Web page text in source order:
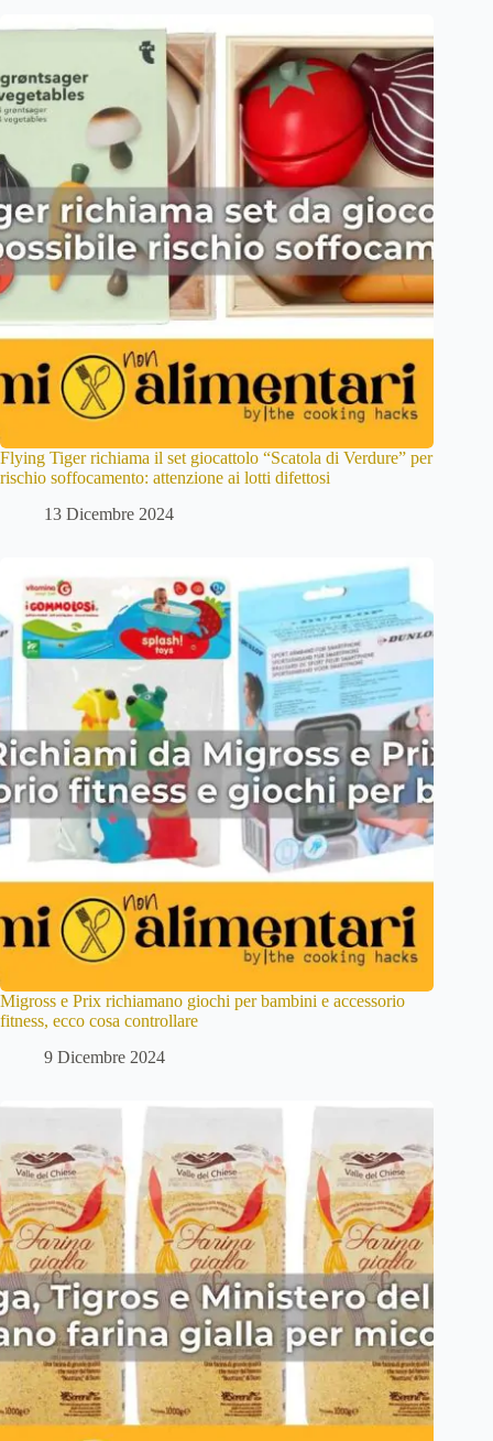
Flying Tiger richiama il set giocattolo “Scatola di Verdure” per
rischio soffocamento: attenzione ai lotti difettosi
13 Dicembre 2024
Migross e Prix richiamano giochi per bambini e accessorio
fitness, ecco cosa controllare
9 Dicembre 2024